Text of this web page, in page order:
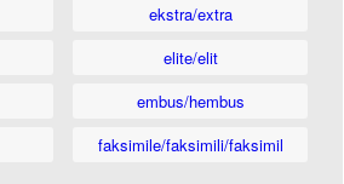
ekstra/extra
elite/elit
embus/hembus
faksimile/faksimili/faksimil